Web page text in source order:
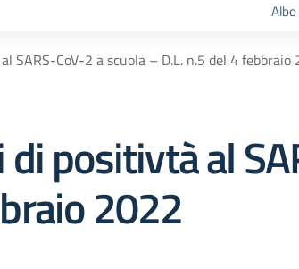
SARS-CoV-2 a scuola – D.L. n.5 del 4 febbraio
positivtà al
2022